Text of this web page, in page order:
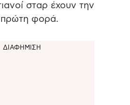
σταρ έχουν την
πρώτη φορά.